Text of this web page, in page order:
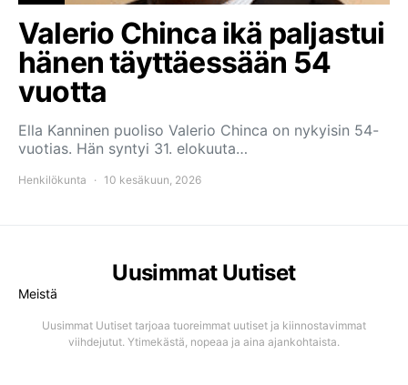
Valerio Chinca ikä paljastui
hänen täyttäessään 54
vuotta
Ella Kanninen puoliso Valerio Chinca on nykyisin 54-
vuotias. Hän syntyi 31. elokuuta…
Henkilökunta 10 kesäkuun, 2026
Uusimmat Uutiset
Meistä
Uusimmat Uutiset tarjoaa tuoreimmat uutiset ja kiinnostavimmat
viihdejutut. Ytimekästä, nopeaa ja aina ajankohtaista.